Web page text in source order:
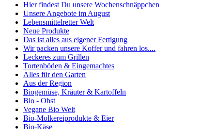
Hier findest Du unsere Wochenschnäppchen
Unsere Angebote im August
Lebensmittelretter Welt
Neue Produkte
Das ist alles aus eigener Fertigung
Wir packen unsere Koffer und fahren los....
Leckeres zum Grillen
Tortenböden & Eingemachtes
Alles für den Garten
Aus der Region
Biogemüse, Kräuter & Kartoffeln
Bio - Obst
Vegane Bio Welt
Bio-Molkereiprodukte & Eier
Bio-Käse